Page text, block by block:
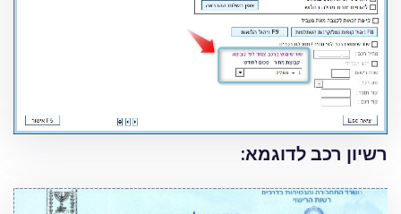
רשיון רכב לדוגמא: